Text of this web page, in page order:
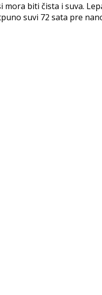
mora biti čista i suva.
suvi 72 sata pre